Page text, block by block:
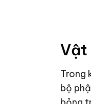
Vật
Trong
bộ